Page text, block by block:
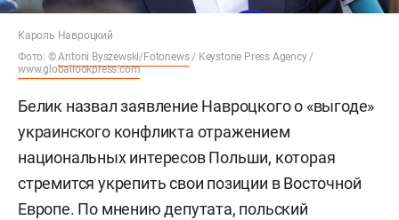
Кароль Навроцкий
Фото: ©Antoni Byszewski/Fotonews/ Keystone Press Agency /
www.globallookpress.com
Белик назвал заявление Навроцкого о «выгоде»
украинского конфликта отражением
национальных интересов Польши, которая
стремится укрепить свои позиции в Восточной
Европе. По мнению депутата, польский